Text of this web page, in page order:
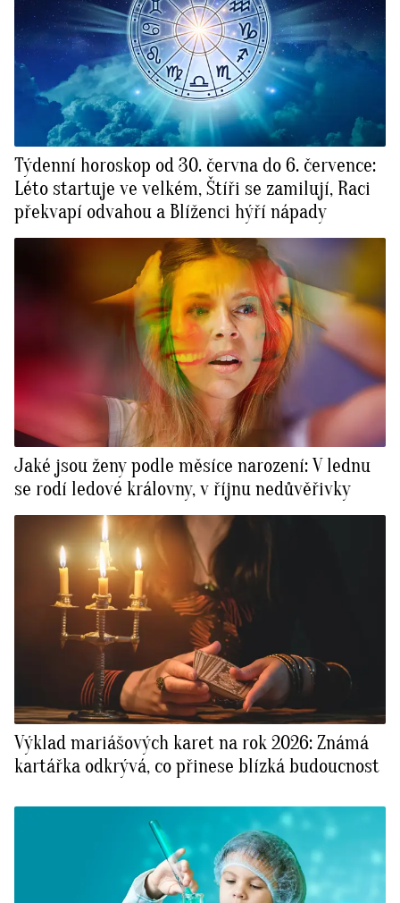
Týdenní horoskop od 30. června do 6. července:
Léto startuje ve velkém, Štíři se zamilují, Raci
překvapí odvahou a Blíženci hýří nápady
Jaké jsou ženy podle měsíce narození: V lednu
se rodí ledové královny, v říjnu nedůvěřivky
Výklad mariášových karet na rok 2026: Známá
kartářka odkrývá, co přinese blízká budoucnost